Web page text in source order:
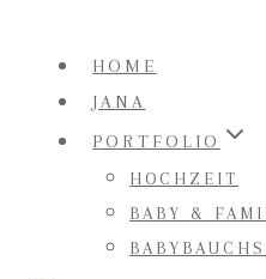
Inhalt
springen
HOME
JANA
PORTFOLIO
HOCHZEIT
BABY &